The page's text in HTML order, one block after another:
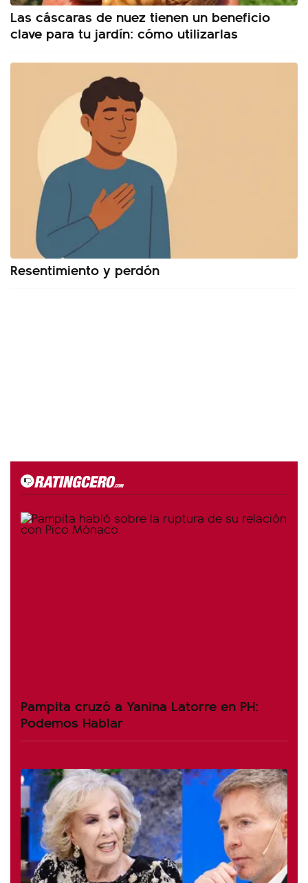
Las cáscaras de nuez tienen un beneficio
clave para tu jardín: cómo utilizarlas
Resentimiento y perdón
Pampita cruzó a Yanina Latorre en PH:
Podemos Hablar